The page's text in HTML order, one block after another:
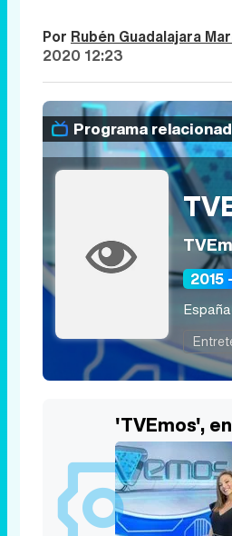
Por Rubén Guadalajara
2020 12:23
Programa
2015
España
'TVEmos',